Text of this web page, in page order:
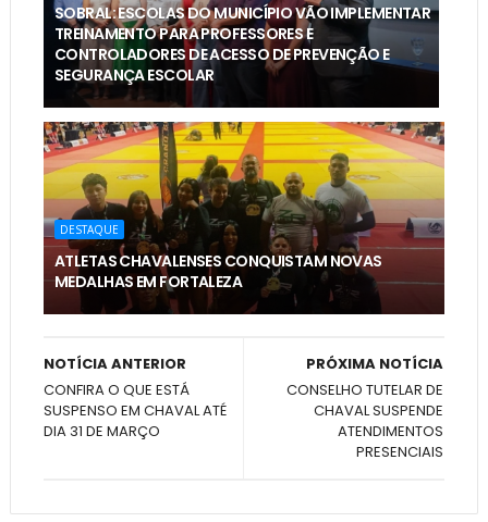
SOBRAL: ESCOLAS DO MUNICÍPIO VÃO IMPLEMENTAR
TREINAMENTO PARA PROFESSORES E
CONTROLADORES DE ACESSO DE PREVENÇÃO E
SEGURANÇA ESCOLAR
DESTAQUE
ATLETAS CHAVALENSES CONQUISTAM NOVAS
MEDALHAS EM FORTALEZA
PRÓXIMA NOTÍCIA
CONSELHO TUTELAR DE
CHAVAL SUSPENDE
ATENDIMENTOS
PRESENCIAIS
NOTÍCIA ANTERIOR
CONFIRA O QUE ESTÁ
SUSPENSO EM CHAVAL ATÉ
DIA 31 DE MARÇO